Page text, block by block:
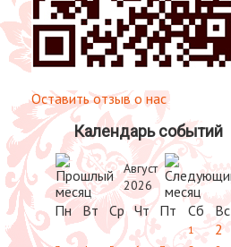
Оставить отзыв о нас
Календарь событий
Август
2026
Пн Вт Ср Чт Пт Сб Вс
1 2